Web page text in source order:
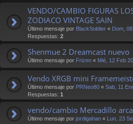
VENDO/CAMBIO FIGURAS
ZODIACO VINTAGE SAIN
Último mensaje por BlackSoldier « Dom,
Respuestas: 2
Shenmue 2 Dreamcast nuevo
Último mensaje por Frizen « Mié, 12 Feb
Vendo XRGB mini
Último mensaje por PRNeo80 « Sab, 11
Respuestas: 1
vendo/cambio Mercadillo
Último mensaje por jordigahan « Lun, 23